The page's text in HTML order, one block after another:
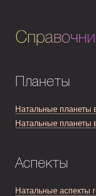
Планеты
Натальные планеты
Натальные планеты
Аспекты
Натальные аспекты